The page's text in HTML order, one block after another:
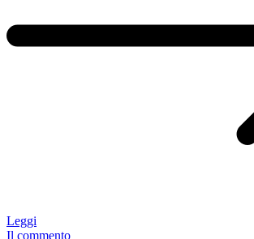
Leggi
Il commento